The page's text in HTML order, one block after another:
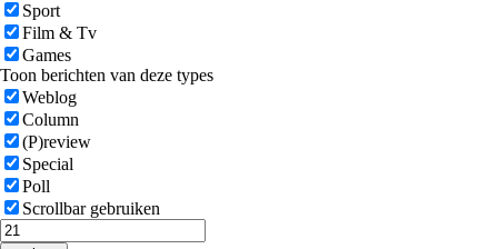
Sport
Film & Tv
Games
Toon berichten van deze types
Weblog
Column
(P)review
Special
Poll
Scrollbar gebruiken